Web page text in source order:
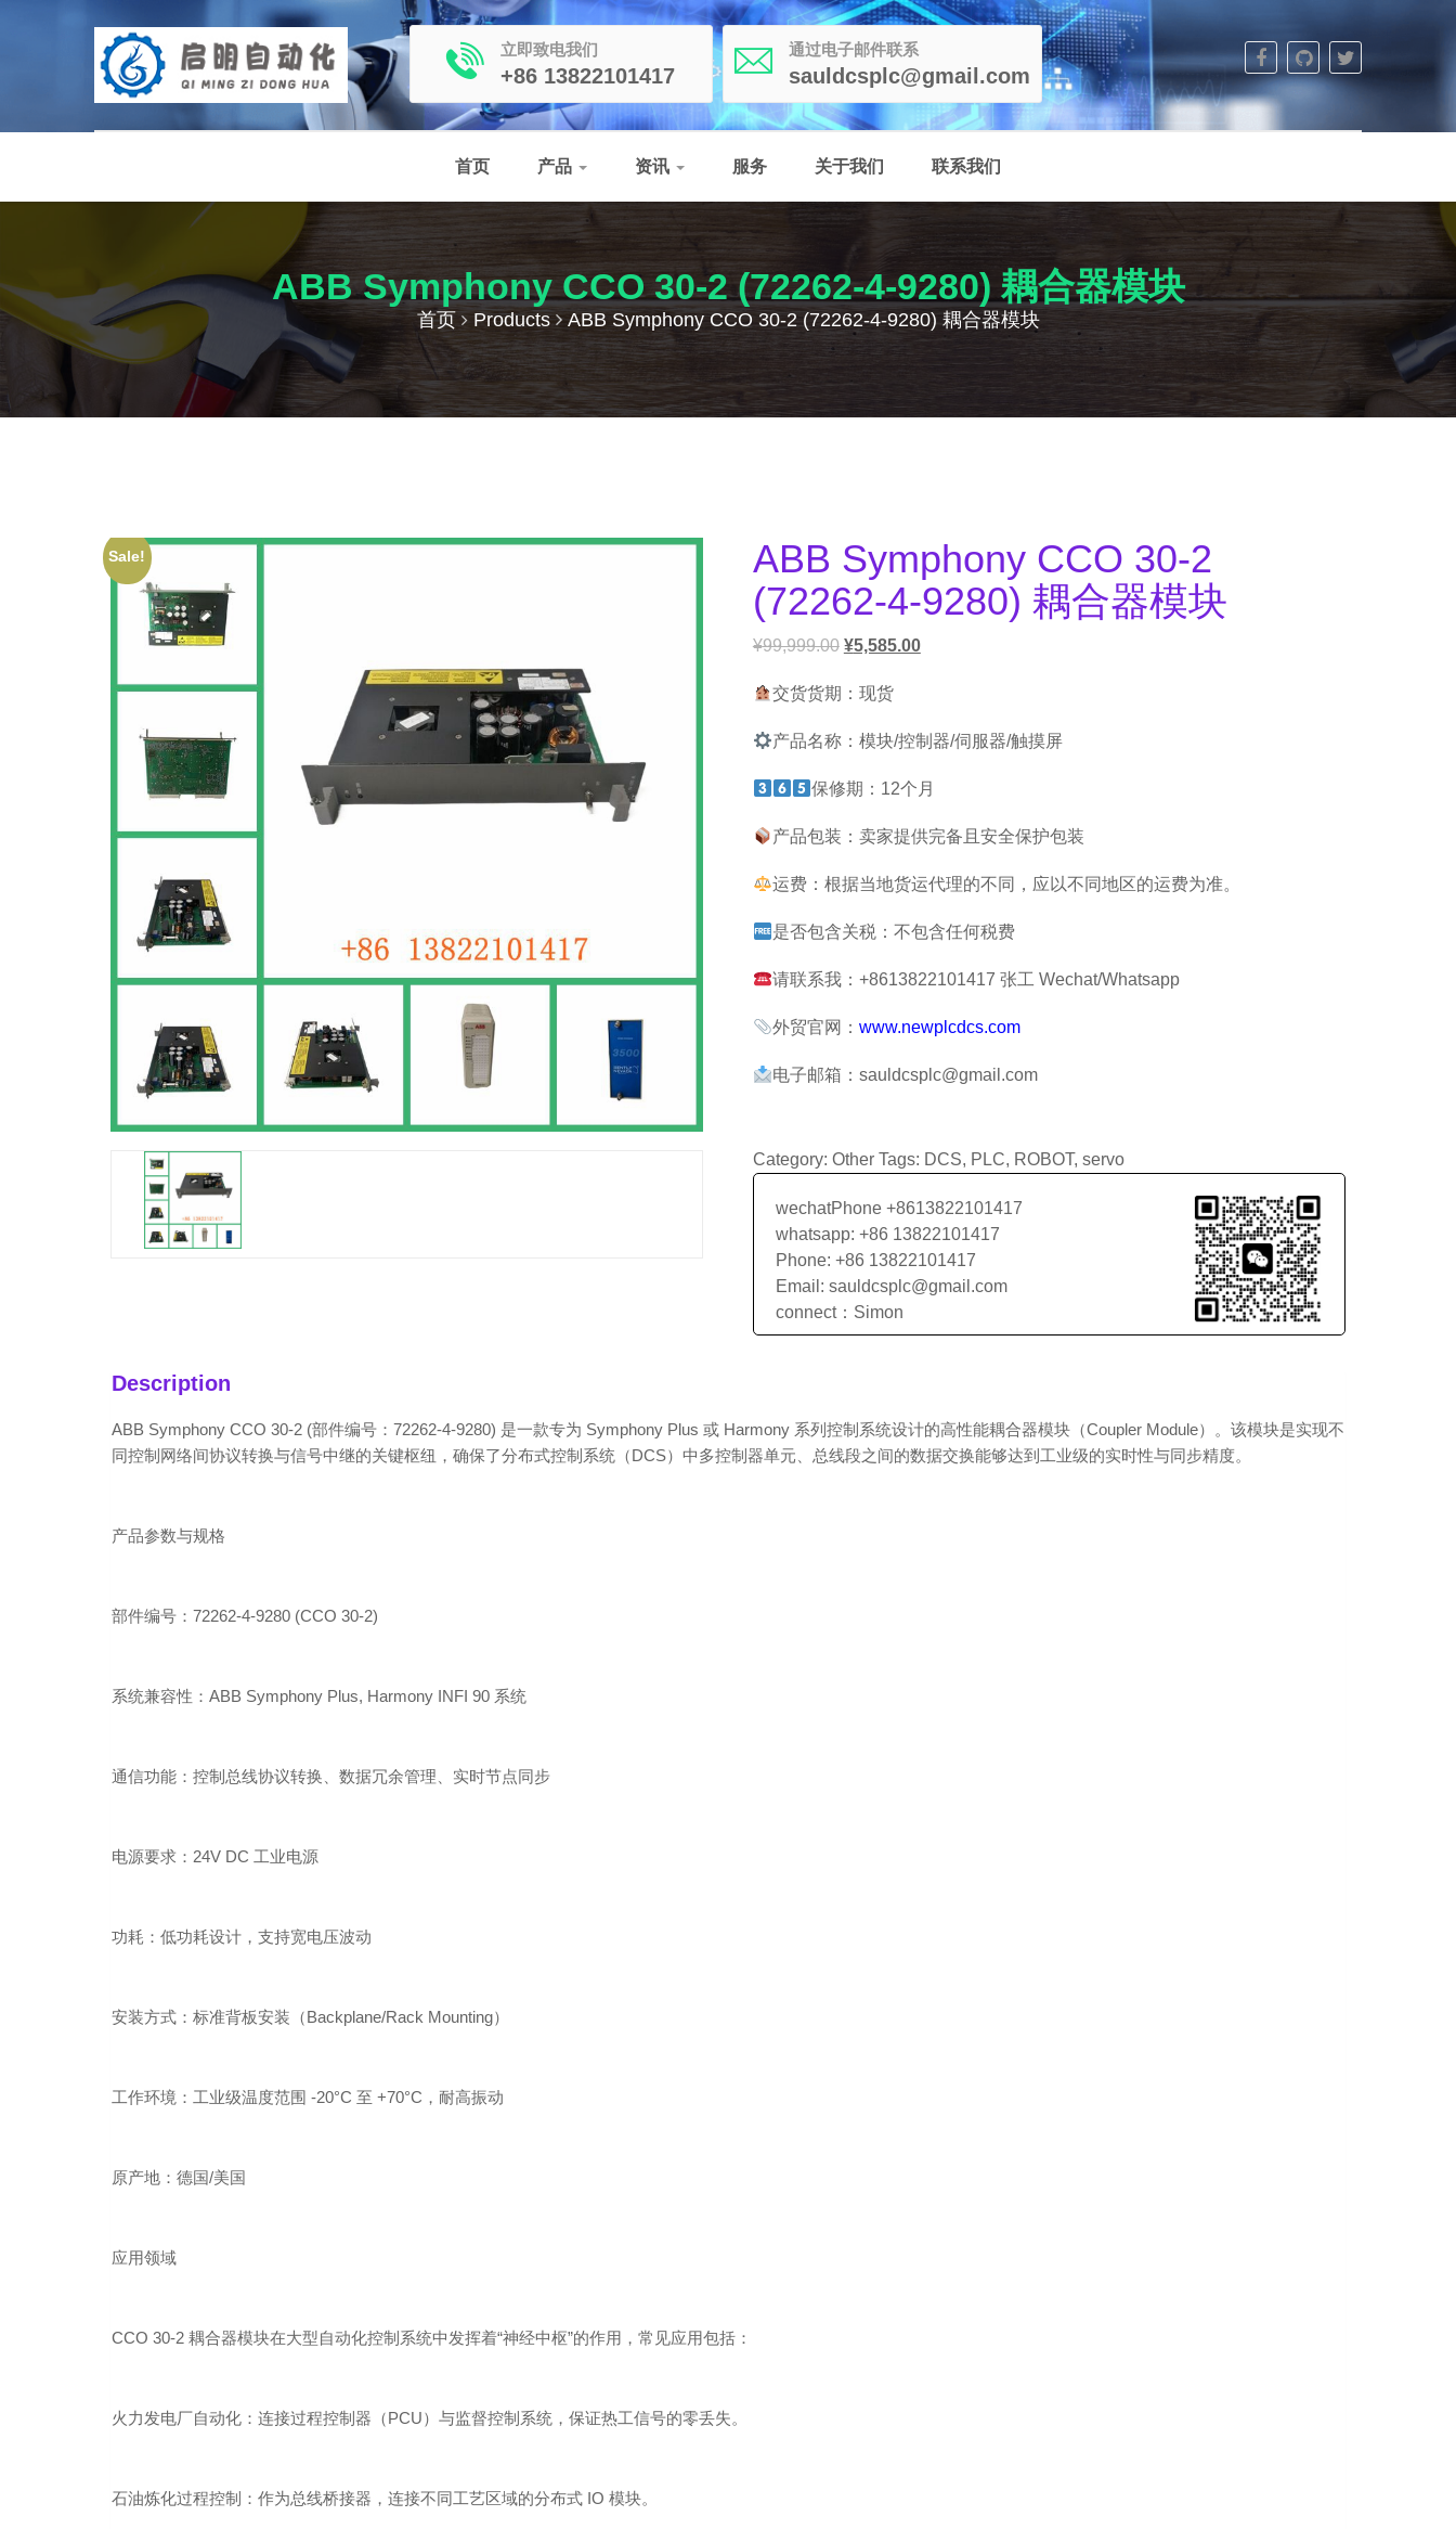
立即致电我们
+86 13822101417
通过电子邮件联系
sauldcsplc@gmail.com
首页 产品 资讯 服务 关于我们 联系我们
ABB Symphony CCO 30-2 (72262-4-9280) 耦合器模块
首页 Products ABB Symphony CCO 30-2 (72262-4-9280) 耦合器模块
Sale!
ABB Symphony CCO 30-2
(72262-4-9280) 耦合器模块
¥99,999.00 ¥5,585.00
交货货期：现货
产品名称：模块/控制器/伺服器/触摸屏
保修期：12个月
产品包装：卖家提供完备且安全保护包装
运费：根据当地货运代理的不同，应以不同地区的运费为准。
是否包含关税：不包含任何税费
请联系我：+8613822101417 张工 Wechat/Whatsapp
外贸官网：www.newplcdcs.com
电子邮箱：sauldcsplc@gmail.com
Category: Other Tags: DCS, PLC, ROBOT, servo
wechatPhone +8613822101417
whatsapp: +86 13822101417
Phone: +86 13822101417
Email: sauldcsplc@gmail.com
connect：Simon
Description
ABB Symphony CCO 30-2 (部件编号：72262-4-9280) 是一款专为 Symphony Plus 或 Harmony 系列控制系统设计的高性能耦合器模块（Coupler Module）。该模块是实现不
同控制网络间协议转换与信号中继的关键枢纽，确保了分布式控制系统（DCS）中多控制器单元、总线段之间的数据交换能够达到工业级的实时性与同步精度。
产品参数与规格
部件编号：72262-4-9280 (CCO 30-2)
系统兼容性：ABB Symphony Plus, Harmony INFI 90 系统
通信功能：控制总线协议转换、数据冗余管理、实时节点同步
电源要求：24V DC 工业电源
功耗：低功耗设计，支持宽电压波动
安装方式：标准背板安装（Backplane/Rack Mounting）
工作环境：工业级温度范围 -20°C 至 +70°C，耐高振动
原产地：德国/美国
应用领域
CCO 30-2 耦合器模块在大型自动化控制系统中发挥着“神经中枢”的作用，常见应用包括：
火力发电厂自动化：连接过程控制器（PCU）与监督控制系统，保证热工信号的零丢失。
石油炼化过程控制：作为总线桥接器，连接不同工艺区域的分布式 IO 模块。